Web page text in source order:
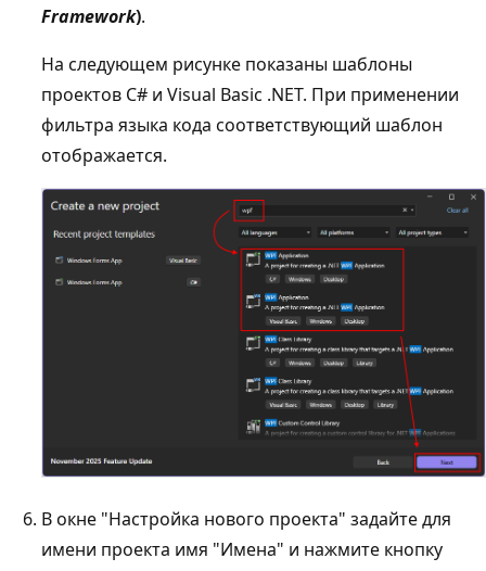
Framework).
На следующем рисунке показаны шаблоны
проектов C# и Visual Basic .NET. При применении
фильтра языка кода соответствующий шаблон
отображается.
В окне "Настройка нового проекта" задайте для
имени проекта имя "Имена" и нажмите кнопку